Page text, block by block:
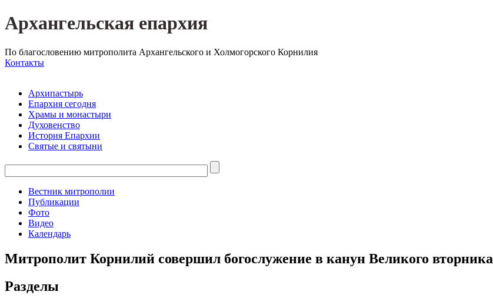
Архангельская епархия
По благословению митрополита Архангельского и Холмогорского Корнилия
Контакты
Архипастырь
Епархия сегодня
Храмы и монастыри
Духовенство
История Епархии
Святые и святыни
Вестник митрополии
Публикации
Фото
Видео
Календарь
Митрополит Корнилий совершил богослужение в канун Великого вторника
Разделы